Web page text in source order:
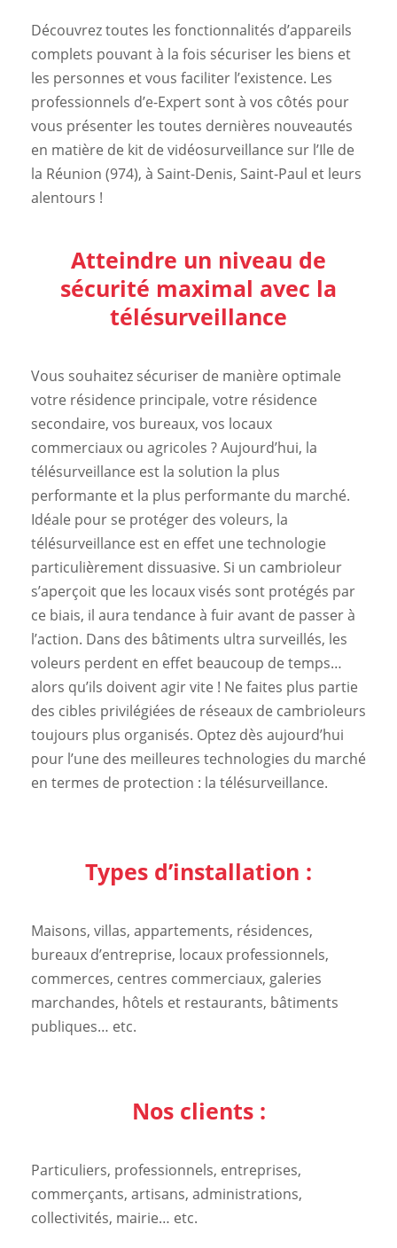
Découvrez toutes les fonctionnalités d’appareils
complets pouvant à la fois sécuriser les biens et
les personnes et vous faciliter l’existence. Les
professionnels d’e-Expert sont à vos côtés pour
vous présenter les toutes dernières nouveautés
en matière de kit de vidéosurveillance sur l’Ile de
la Réunion (974), à Saint-Denis, Saint-Paul et leurs
alentours !
Atteindre un niveau de
sécurité maximal avec la
télésurveillance
Vous souhaitez sécuriser de manière optimale
votre résidence principale, votre résidence
secondaire, vos bureaux, vos locaux
commerciaux ou agricoles ? Aujourd’hui, la
télésurveillance est la solution la plus
performante et la plus performante du marché.
Idéale pour se protéger des voleurs, la
télésurveillance est en effet une technologie
particulièrement dissuasive. Si un cambrioleur
s’aperçoit que les locaux visés sont protégés par
ce biais, il aura tendance à fuir avant de passer à
l’action. Dans des bâtiments ultra surveillés, les
voleurs perdent en effet beaucoup de temps…
alors qu’ils doivent agir vite ! Ne faites plus partie
des cibles privilégiées de réseaux de cambrioleurs
toujours plus organisés. Optez dès aujourd’hui
pour l’une des meilleures technologies du marché
en termes de protection : la télésurveillance.
Types d’installation :
Maisons, villas, appartements, résidences,
bureaux d’entreprise, locaux professionnels,
commerces, centres commerciaux, galeries
marchandes, hôtels et restaurants, bâtiments
publiques… etc.
Nos clients :
Particuliers, professionnels, entreprises,
commerçants, artisans, administrations,
collectivités, mairie… etc.